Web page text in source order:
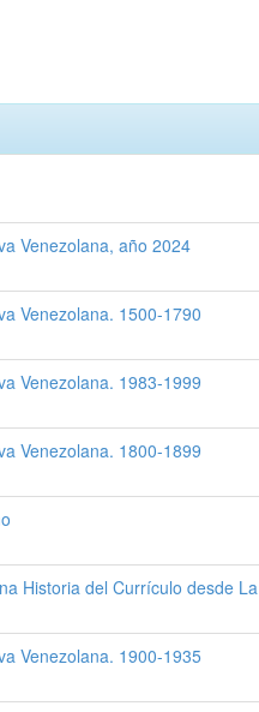
Venezolana, año 2024
Venezolana. 1500-1790
Venezolana. 1983-1999
Venezolana. 1800-1899
Historia del Currículo desde La
Venezolana. 1900-1935